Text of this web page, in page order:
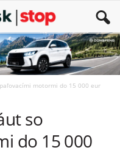
motormi do 15 000 eur
so
do 15 000